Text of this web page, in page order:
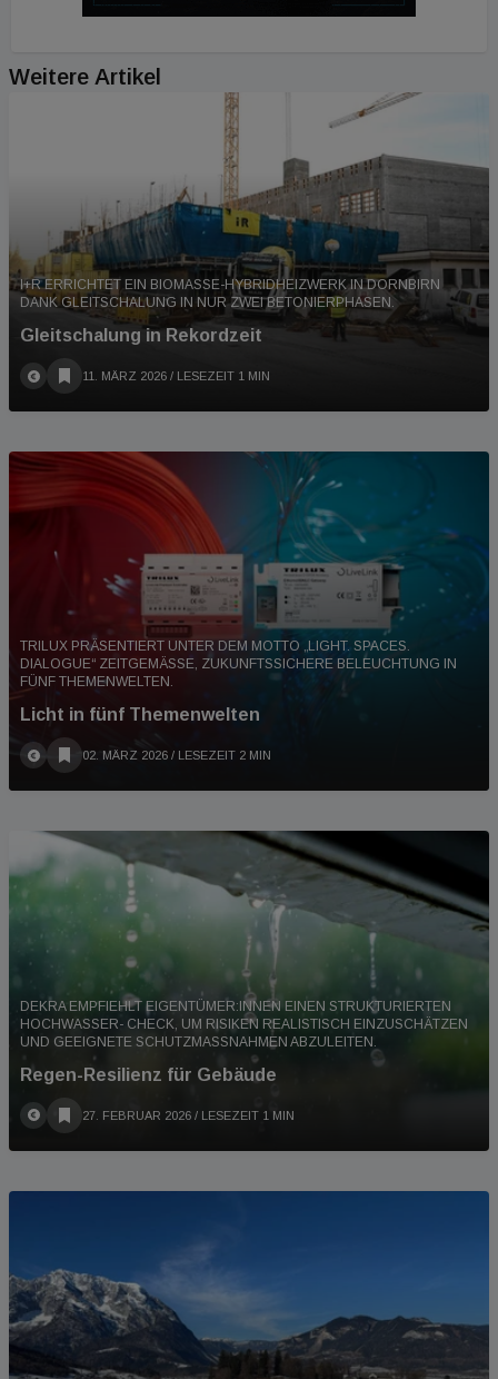
Weitere Artikel
I+R ERRICHTET EIN BIOMASSE-HYBRIDHEIZWERK IN DORNBIRN
DANK GLEITSCHALUNG IN NUR ZWEI BETONIERPHASEN.
Gleitschalung in Rekordzeit
11. MÄRZ 2026 / LESEZEIT 1 MIN
TRILUX PRÄSENTIERT UNTER DEM MOTTO „LIGHT. SPACES.
DIALOGUE“ ZEITGEMÄSSE, ZUKUNFTSSICHERE BELEUCHTUNG IN F
ÜNF THEMENWELTEN.
Licht in fünf Themenwelten
02. MÄRZ 2026 / LESEZEIT 2 MIN
DEKRA EMPFIEHLT EIGENTÜMER:INNEN EINEN STRUKTURIERTEN
HOCHWASSER- CHECK, UM RISIKEN REALISTISCH EINZUSCHÄTZEN
UND GEEIGNETE SCHUTZMASSNAHMEN ABZULEITEN.
Regen-Resilienz für Gebäude
27. FEBRUAR 2026 / LESEZEIT 1 MIN